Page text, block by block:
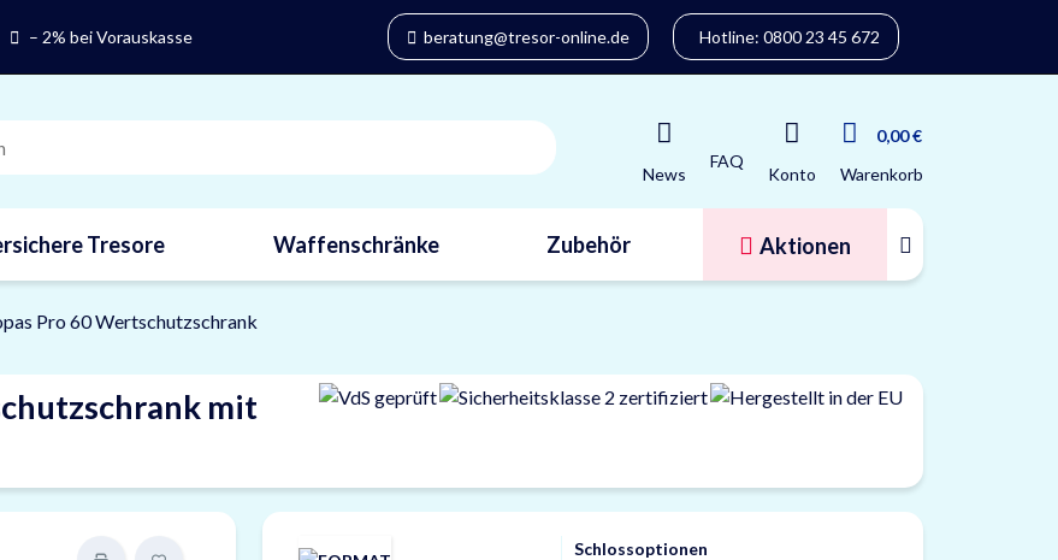
– 2% bei Vorauskasse beratung@tresor-online.de Hotline: 0800 23 45 672
News
FAQ
Konto
0,00 €
Warenkorb
Tresore Waffenschränke Zubehör Aktionen
Pro 60 Wertschutzschrank
mit
Schlossoptionen